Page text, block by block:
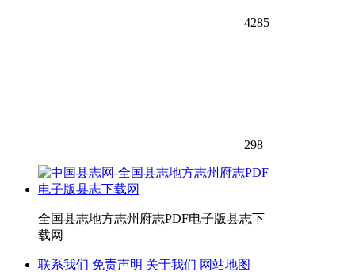
4285
298
全国县志地方志州府志PDF电子版县志下
载网
联系我们 免责声明 关于我们 网站地图